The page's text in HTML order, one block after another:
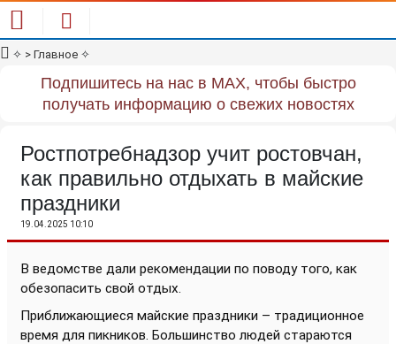
✧ > Главное ✧
Подпишитесь на нас в MAX, чтобы быстро
получать информацию о свежих новостях
Ростпотребнадзор учит ростовчан,
как правильно отдыхать в майские
праздники
19.04.2025 10:10
В ведомстве дали рекомендации по поводу того, как
обезопасить свой отдых.
Приближающиеся майские праздники – традиционное
время для пикников. Большинство людей стараются